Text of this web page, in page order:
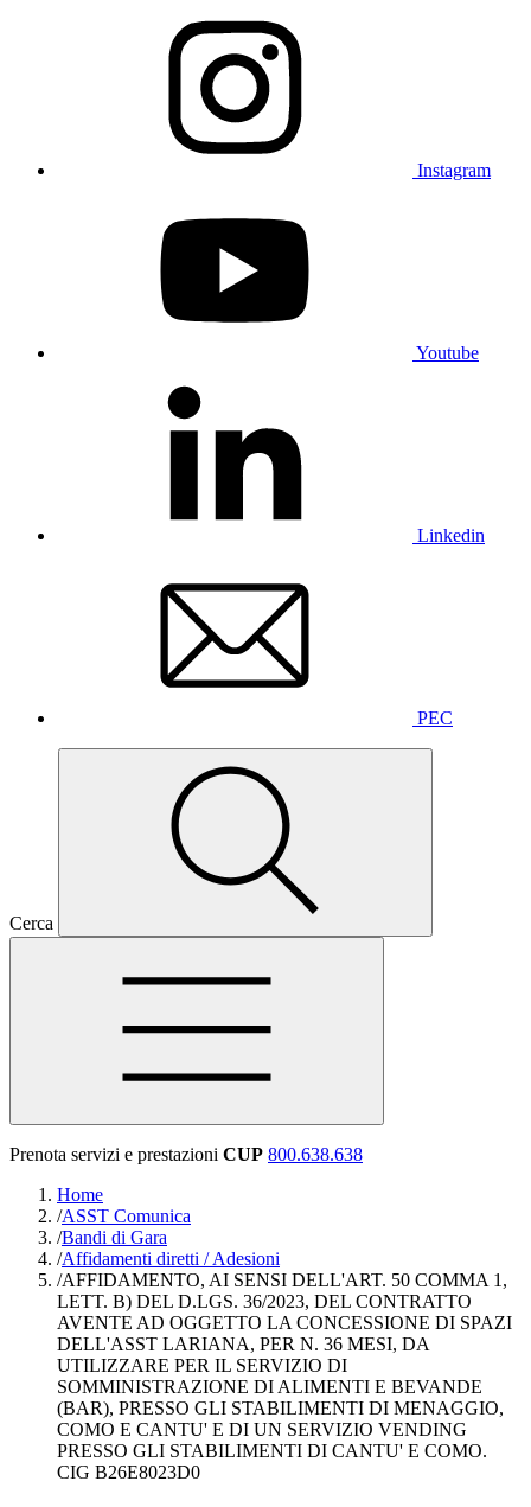
Instagram
Youtube
Linkedin
PEC
Cerca
Prenota servizi e prestazioni CUP 800.638.638
Home
/ASST Comunica
/Bandi di Gara
/Affidamenti diretti / Adesioni
/AFFIDAMENTO, AI SENSI DELL'ART. 50 COMMA 1,
LETT. B) DEL D.LGS. 36/2023, DEL CONTRATTO
AVENTE AD OGGETTO LA CONCESSIONE DI SPAZI
DELL'ASST LARIANA, PER N. 36 MESI, DA
UTILIZZARE PER IL SERVIZIO DI
SOMMINISTRAZIONE DI ALIMENTI E BEVANDE
(BAR), PRESSO GLI STABILIMENTI DI MENAGGIO,
COMO E CANTU' E DI UN SERVIZIO VENDING
PRESSO GLI STABILIMENTI DI CANTU' E COMO.
CIG B26E8023D0